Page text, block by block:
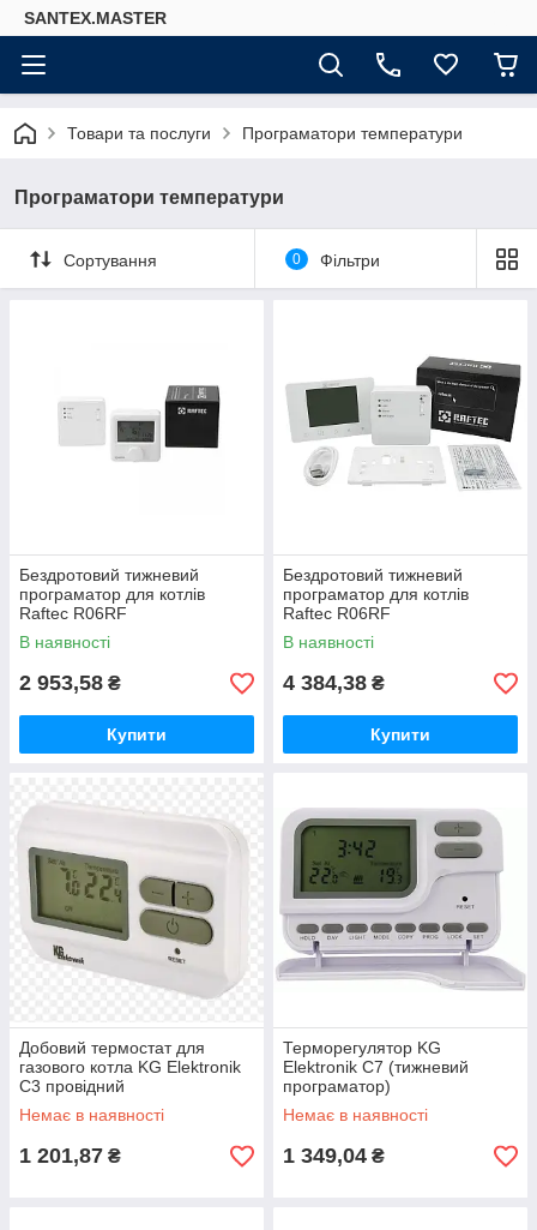
SANTEX.MASTER
Товари та послуги Програматори температури
Програматори температури
Сортування 0 Фільтри
Бездротовий тижневий
програматор для котлів
Raftec R06RF
В наявності
2 953,58 ₴
Купити
Бездротовий тижневий
програматор для котлів
Raftec R06RF
В наявності
4 384,38 ₴
Купити
Добовий термостат для
газового котла KG Elektronik
C3 провідний
Немає в наявності
1 201,87 ₴
Терморегулятор KG
Elektronik C7 (тижневий
програматор)
Немає в наявності
1 349,04 ₴